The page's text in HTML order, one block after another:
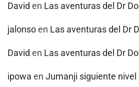
David en Las aventuras del Dr
jalonsoen Las aventuras del Dr
David en Las aventuras del Dr
ipowa en Jumanji siguiente nivel